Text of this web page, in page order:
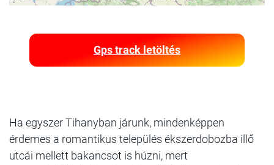
Gps track letöltés
Ha egyszer Tihanyban járunk, mindenképpen
érdemes a romantikus település ékszerdobozba illő
utcái mellett bakancsot is húzni, mert